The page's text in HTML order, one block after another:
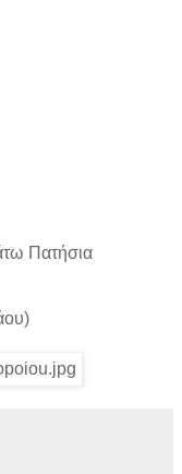
Πατήσια